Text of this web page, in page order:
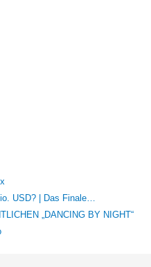
USD? | Das Finale…
„DANCING BY NIGHT“